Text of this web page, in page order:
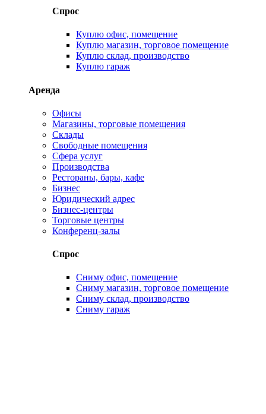
Спрос
Куплю офис, помещение
Куплю магазин, торговое помещение
Куплю склад, производство
Куплю гараж
Аренда
Офисы
Магазины, торговые помещения
Склады
Свободные помещения
Сфера услуг
Производства
Рестораны, бары, кафе
Бизнес
Юридический адрес
Бизнес-центры
Торговые центры
Конференц-залы
Спрос
Сниму офис, помещение
Сниму магазин, торговое помещение
Сниму склад, производство
Сниму гараж